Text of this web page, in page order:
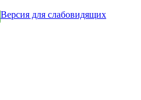
Версия для слабовидящих